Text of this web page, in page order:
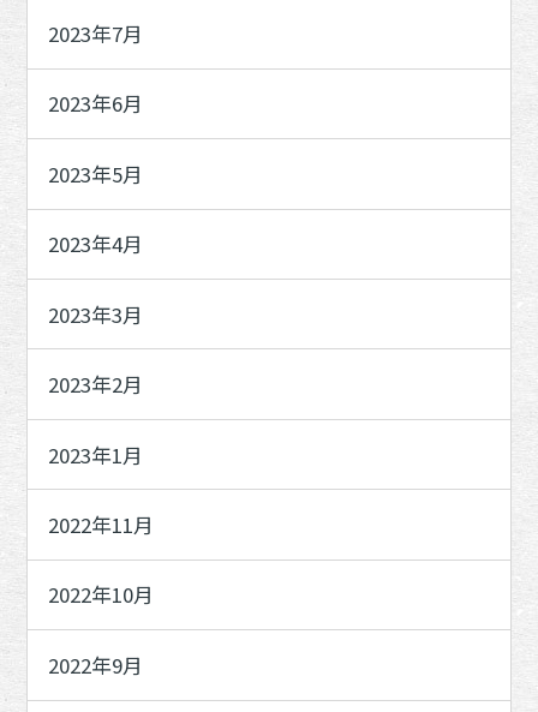
2023年7月
2023年6月
2023年5月
2023年4月
2023年3月
2023年2月
2023年1月
2022年11月
2022年10月
2022年9月